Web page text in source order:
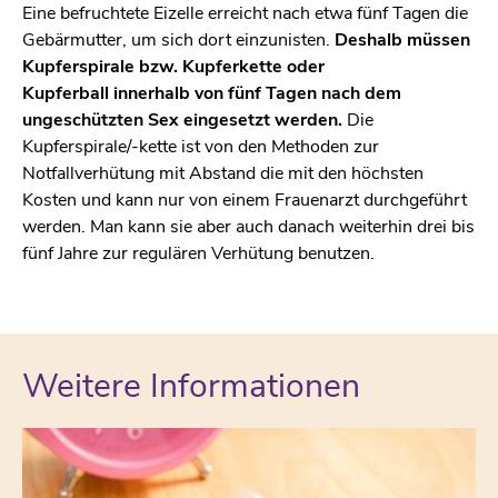
Eine befruchtete Eizelle erreicht nach etwa fünf Tagen die
Gebärmutter, um sich dort einzunisten. Deshalb müssen
Kupferspirale bzw. Kupferkette oder
Kupferball innerhalb von fünf Tagen nach dem
ungeschützten Sex eingesetzt werden. Die
Kupferspirale/-kette ist von den Methoden zur
Notfallverhütung mit Abstand die mit den höchsten
Kosten und kann nur von einem Frauenarzt durchgeführt
werden. Man kann sie aber auch danach weiterhin drei bis
fünf Jahre zur regulären Verhütung benutzen.
Weitere Informationen